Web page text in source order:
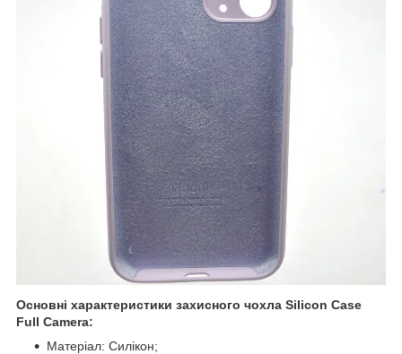
Основні характеристики захисного чохла Silicon Case
Full Camera:
Матеріал: Силікон;